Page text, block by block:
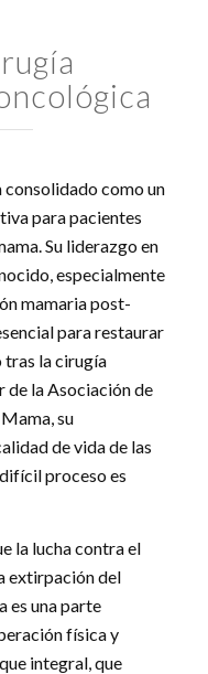
consolidado como un
para pacientes
Su liderazgo en
especialmente
mamaria post-
para restaurar
tras la cirugía
la Asociación de
su
de vida de las
proceso es
la lucha contra el
extirpación del
es una parte
física y
integral, que